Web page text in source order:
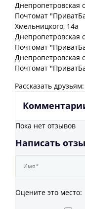
Днепропетровская
Почтомат
Хмельницкого, 14а
Днепропетровская
Почтомат
Днепропетровская
Почтомат
Рассказать друзьям:
Пока нет отзывов
Написать
Оцените это место: